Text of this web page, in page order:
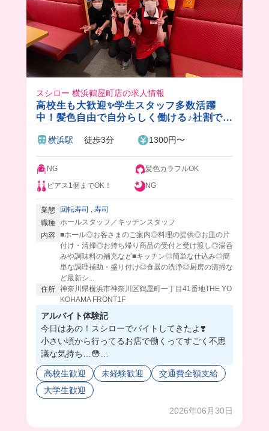
スシロー 横浜鶴屋町店の求人情報
高校生も大歓迎✨学生スタッフ多数活躍
中！髪色自由で自分らしく働ける♪社割でス
横浜駅 徒歩3分 1300円〜
NG
髪色カラフルOK
ピアス1個までOK！
NG
業態 回転寿司 , 寿司
職種 ホールスタッフ／キッチンスタッフ
内容 ■ホール◎お客さまのご案内◎料理の提供◎お皿の片
付け・清掃◎お持ち帰り商品の受付と受け渡し◎湯呑
みや調味料の補充など■キッチン◎簡単な仕込み◎簡
単な調理補助・盛り付け◎食器の洗浄◎厨房の清掃な
ど最新シ...
住所 神奈川県横浜市神奈川区鶴屋町一丁目41番地THE YO
KOHAMA FRONT1F
アルバイト体験記
今日はあの！スシローでバイトしてきたよ❣️
小さい頃から行ってるお店で働くってすごく不思
議な気持ち…😳
大手企業だから衛生面しっかりしてるし洗い物や
お会計は全て機械だから、バイトを初めてする方
でも安心して働けるよ🔰💗
れていて色々な方と仲良くなれそう🥹💕
高校生歓迎 未経験歓迎
交通費全額支給
大学生歓迎
2026年06月30日